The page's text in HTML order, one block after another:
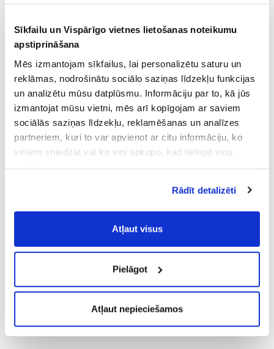
Sīkfailu un Vispārīgo vietnes lietošanas noteikumu
apstiprināšana
Mēs izmantojam sīkfailus, lai personalizētu saturu un
reklāmas, nodrošinātu sociālo saziņas līdzekļu funkcijas
un analizētu mūsu datplūsmu. Informāciju par to, kā jūs
izmantojat mūsu vietni, mēs arī kopīgojam ar saviem
sociālās saziņas līdzekļu, reklamēšanas un analīzes
partneriem, kuri to var apvienot ar citu informāciju, ko
viņiem sniedzat vai ko viņi apkopo, kad lietojat viņu
Vispārīgiem vietnes lietošanas
noteikumiem(saīsināti - VVLN).
Rādīt detalizēti
Atļaut visus
Pielāgot
Atļaut nepieciešamos